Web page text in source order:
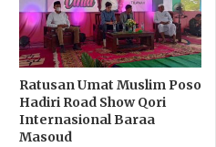
Ratusan Umat Muslim Poso
Hadiri Road Show Qori
Internasional Baraa
Masoud